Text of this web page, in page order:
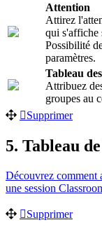
Attention
Attirez
qui s'affiche
Possibilité
paramètres.
Tableau
Attribuez
groupes au
Supprimer
5. Tableau
Découvrez comment
une session
Supprimer